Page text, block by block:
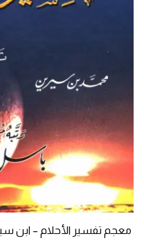
معجم تفسير الأحلام – ابن